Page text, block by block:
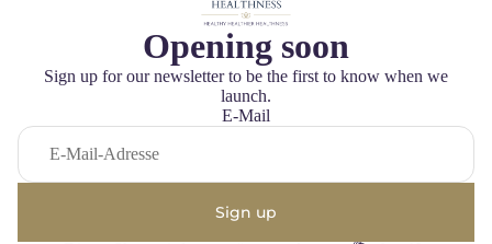
Opening soon
Sign up for our newsletter to be the first to know when we
launch.
E-Mail
Sign up